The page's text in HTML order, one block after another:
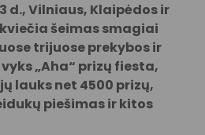
d., Vilniaus, Klaipėdos ir
šeimas smagiai
trijuose prekybos ir
„Aha“ prizų fiesta,
lauks net 4500 prizų,
piešimas ir kitos